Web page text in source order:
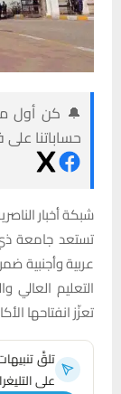
🔔 كن أول من
حساباتنا
شبكة أخبار
تستعد جامعة
عربية وأجنبية
التعليم
تعزّز انفتاحها
تلقَّ
على